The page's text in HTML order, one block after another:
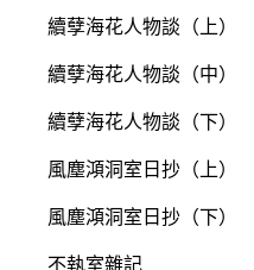
續孽海花人物談（上）
續孽海花人物談（中）
續孽海花人物談（下）
風塵澒洞室日抄（上）
風塵澒洞室日抄（下）
不執室雜記